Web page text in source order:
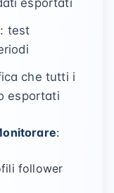
esportati
: test
che tutti i
esportati
:
follower